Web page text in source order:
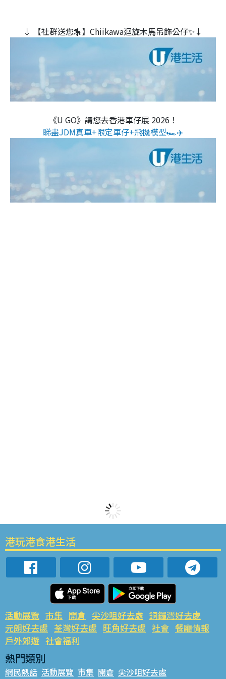
↓ 【社群送您🎠】Chiikawa迴旋木⾺吊飾公仔✨↓
《U GO》請您去香港車仔展 2026！
睇盡JDM真車+限定車仔+飛機模型🏎️✈️
港玩港食港生活
活動展覽 市集 開倉 尖沙咀好去處 銅鑼灣好去處
元朗好去處 荃灣好去處 旺角好去處 社會 餐廳情報
戶外郊遊 社會福利
熱門類別
網民熱話 活動展覽 市集 開倉 尖沙咀好去處